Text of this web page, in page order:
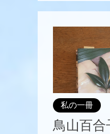
私の一冊
鳥山百合